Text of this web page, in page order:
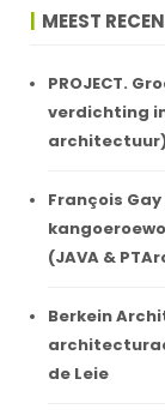
MEEST
PROJECT.
verdichting
François
(JAVA &
Berkein
de Leie